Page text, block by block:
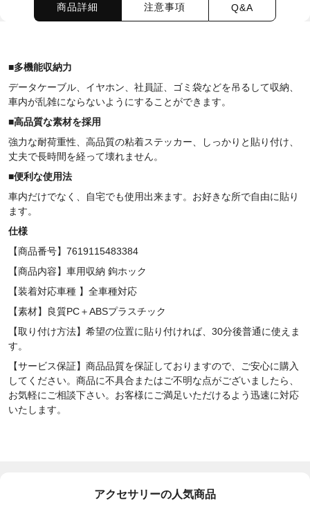
商品詳細 注意事項 Q&A
■多機能収納力
データケーブル、イヤホン、 社員証 、ゴミ袋などを吊るして収納、
車内が乱雑にならないようにすることができます。
■高品質な素材を採用
強力な耐荷重性、高品質の粘着ステッカー、しっかりと貼り付け、
丈夫で長時間を経って壊れません。
■便利な使用法
車内だけでなく、自宅でも使用出来ます。お好きな所で自由に貼り
ます。
仕様
【商品番号】7619115483384
【商品内容】車用収納 鉤ホック
【装着対応車種 】全車種対応
【素材】
良質PC＋ABSプラスチック
【取り付け方法】希望の位置に貼り付ければ、30分後普通に使えま
す。
【サービス保証】商品品質を保証しておりますので、ご安心に購入
してください。商品に不具合またはご不明な点がございましたら、
お気軽にご相談下さい。お客様にご満足いただけるよう迅速に対応
いたします。
アクセサリーの人気商品